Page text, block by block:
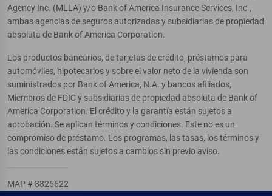
Agency Inc. (MLLA) y/o Bank of America Insurance Services, Inc.,
ambas agencias de seguros autorizadas y subsidiarias de propiedad
absoluta de Bank of America Corporation.
Los productos bancarios, de tarjetas de crédito, préstamos para
automóviles, hipotecarios y sobre el valor neto de la vivienda son
suministrados por Bank of America, N.A. y bancos afiliados,
Miembros de FDIC y subsidiarias de propiedad absoluta de Bank of
America Corporation. El crédito y la garantía están sujetos a
aprobación. Se aplican términos y condiciones. Este no es un
compromiso de préstamo. Los programas, las tasas, los términos y
las condiciones están sujetos a cambios sin previo aviso.
MAP # 8825622